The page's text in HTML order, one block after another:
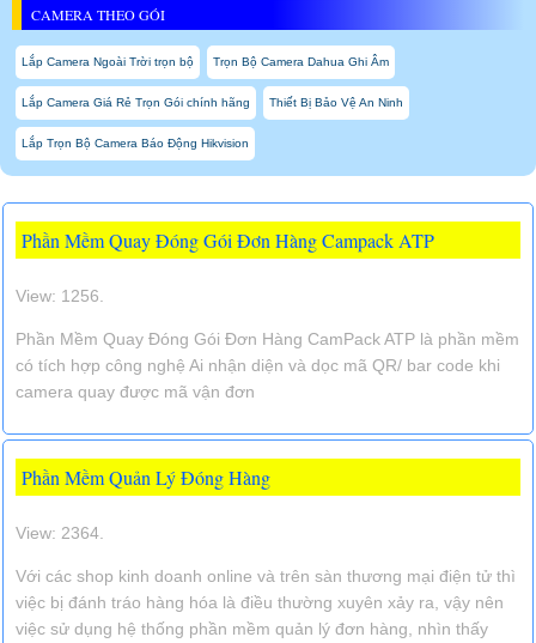
CAMERA THEO GÓI
Lắp Camera Ngoài Trời trọn bộ Trọn Bộ Camera Dahua Ghi Âm
Lắp Camera Giá Rẻ Trọn Gói chính hãng Thiết Bị Bảo Vệ An Ninh
Lắp Trọn Bộ Camera Báo Động Hikvision
Phần Mềm Quay Đóng Gói Đơn Hàng Campack ATP
View: 1256.
Phần Mềm Quay Đóng Gói Đơn Hàng CamPack ATP là phần mềm
có tích hợp công nghệ Ai nhận diện và dọc mã QR/ bar code khi
camera quay được mã vận đơn
Phần Mềm Quản Lý Đóng Hàng
View: 2364.
Với các shop kinh doanh online và trên sàn thương mại điện tử thì
việc bị đánh tráo hàng hóa là điều thường xuyên xảy ra, vậy nên
việc sử dụng hệ thống phần mềm quản lý đơn hàng, nhìn thấy